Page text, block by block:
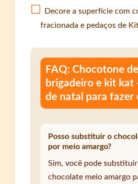
Decore a superfície com
fracionada e pedaços de
FAQ: Chocotone de
brigadeiro e kit kat
de natal para fazer
Posso substituir o
por meio amargo?
Sim, você pode
chocolate meio amargo